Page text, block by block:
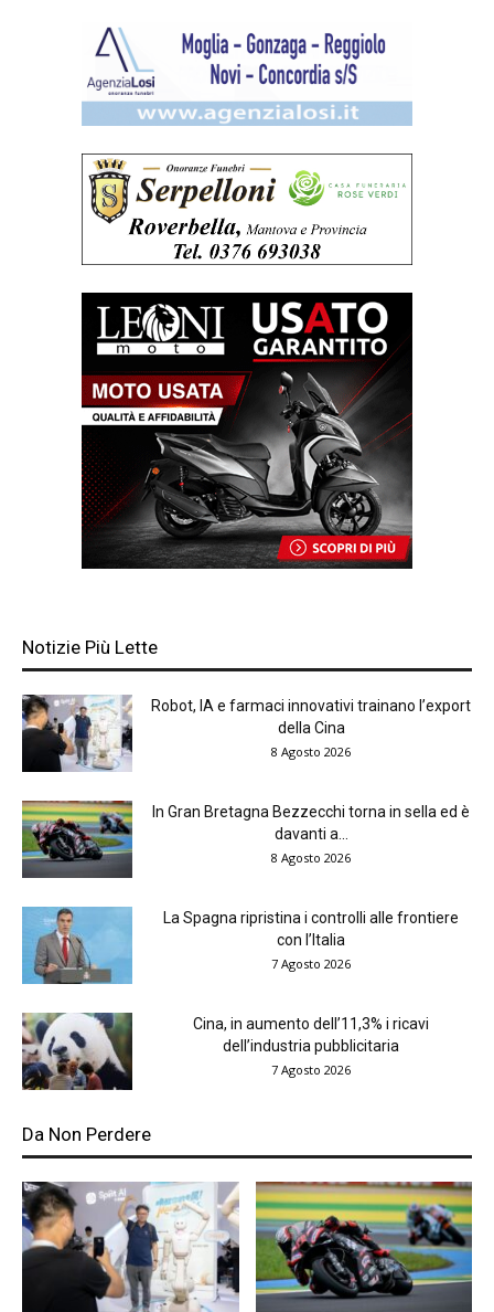
Notizie Più Lette
Robot, IA e farmaci innovativi trainano l’export
della Cina
8 Agosto 2026
In Gran Bretagna Bezzecchi torna in sella ed è
davanti a...
8 Agosto 2026
La Spagna ripristina i controlli alle frontiere
con l’Italia
7 Agosto 2026
Cina, in aumento dell’11,3% i ricavi
dell’industria pubblicitaria
7 Agosto 2026
Da Non Perdere